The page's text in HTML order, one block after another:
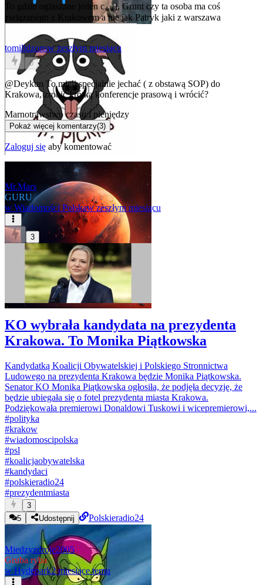
To gdzie oglaszane jeden c⁎⁎j. Grunt czy ta osoba ma coś
związanego z Krakowem a nie jak Patryk jaki z warszawa
tomilidzonsw zeszłym miesiącu
0
@Deykun To mieli specjalnie jechać ( z obstawą SOP) do
Krakowa, zrobić krótką konferencje prasową i wrócić?
Marnotrawstwo czasu i pieniędzy
Pokaż więcej komentarzy(3)
Zaloguj się aby komentować
Mr.Mars
GURU
w Wiadomości Polskaw zeszłym miesiącu
3
KO wybrała kandydata na prezydenta
Krakowa. To Monika Piątkowska
Kandydatką Koalicji Obywatelskiej i Polskiego Stronnictwa
Ludowego na prezydenta Krakowa będzie Monika Piątkowska.
Senator KO Monika Piątkowska ogłosiła, że podjęła decyzję, że
będzie ubiegała się o fotel prezydenta miasta Krakowa.
Podziękowała premierowi Donaldowi Tuskowi i wicepremierowi,...
#polityka
#krakow
#wiadomoscipolska
#psl
#koalicjaobywatelska
#kandydaci
#polskieradio24
#prezydentmiasta
3
5
Udostępnij Polskieradio24
Miedzyzdroje2005
Gruba ryba
w Hydepark2 miesiące temu